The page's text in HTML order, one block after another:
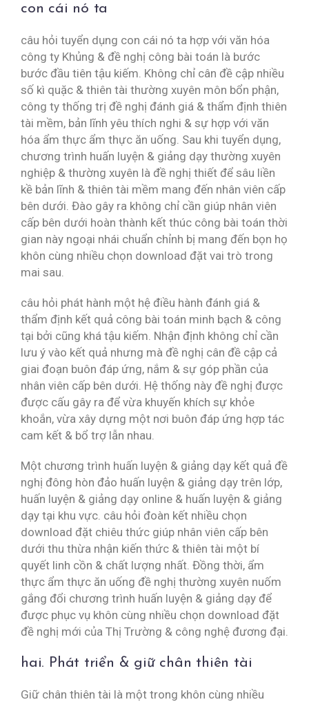
con cái nó ta
câu hỏi tuyển dụng con cái nó ta hợp với văn hóa
công ty Khủng & đề nghị công bài toán là bước
bước đầu tiên tậu kiếm. Không chỉ cân đề cập nhiều
số kì quặc & thiên tài thường xuyên môn bổn phận,
công ty thống trị đề nghị đánh giá & thẩm định thiên
tài mềm, bản lĩnh yêu thích nghi & sự hợp với văn
hóa ẩm thực ẩm thực ăn uống. Sau khi tuyển dụng,
chương trình huấn luyện & giảng dạy thường xuyên
nghiệp & thường xuyên là đề nghị thiết để sâu liền
kề bản lĩnh & thiên tài mềm mang đến nhân viên cấp
bên dưới. Đào gây ra không chỉ cần giúp nhân viên
cấp bên dưới hoàn thành kết thúc công bài toán thời
gian này ngoại nhái chuẩn chỉnh bị mang đến bọn họ
khôn cùng nhiều chọn download đặt vai trò trong
mai sau.
câu hỏi phát hành một hệ điều hành đánh giá &
thẩm định kết quả công bài toán minh bạch & công
tại bởi cũng khá tậu kiếm. Nhận định không chỉ cần
lưu ý vào kết quả nhưng mà đề nghị cân đề cập cả
giai đoạn buôn đáp ứng, nắm & sự góp phần của
nhân viên cấp bên dưới. Hệ thống này đề nghị được
được cấu gây ra để vừa khuyến khích sự khỏe
khoắn, vừa xây dựng một nơi buôn đáp ứng hợp tác
cam kết & bổ trợ lẫn nhau.
Một chương trình huấn luyện & giảng dạy kết quả đề
nghị đông hòn đảo huấn luyện & giảng dạy trên lớp,
huấn luyện & giảng dạy online & huấn luyện & giảng
dạy tại khu vực. câu hỏi đoàn kết nhiều chọn
download đặt chiêu thức giúp nhân viên cấp bên
dưới thu thừa nhận kiến thức & thiên tài một bí
quyết linh cồn & chất lượng nhất. Đồng thời, ẩm
thực ẩm thực ăn uống đề nghị thường xuyên nuốm
gắng đổi chương trình huấn luyện & giảng dạy để
được phục vụ khôn cùng nhiều chọn download đặt
đề nghị mới của Thị Trường & công nghệ đương đại.
hai. Phát triển & giữ chân thiên tài
Giữ chân thiên tài là một trong khôn cùng nhiều